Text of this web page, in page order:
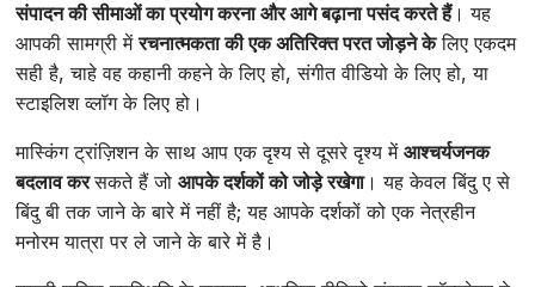
संपादन की सीमाओं का प्रयोग करना और आगे बढ़ाना पसंद करते हैं। यह
आपकी सामग्री मेंरचनात्मकता की एक अतिरिक्त परत जोड़ने केलिए एकदम
सही है, चाहे वह कहानी कहने के लिए हो, संगीत वीडियो के लिए हो, या
स्टाइलिश व्लॉग के लिए हो।
मास्किंग ट्रांज़िशन के साथ आप एक दृश्य से दूसरे दृश्य मेंआश्चर्यजनक
बदलाव करसकते हैं जोआपके दर्शकों को जोड़े रखेगा। यह केवल बिंदु ए से
बिंदु बी तक जाने के बारे में नहीं है; यह आपके दर्शकों को एक नेत्रहीन
मनोरम यात्रा पर ले जाने के बारे में है।